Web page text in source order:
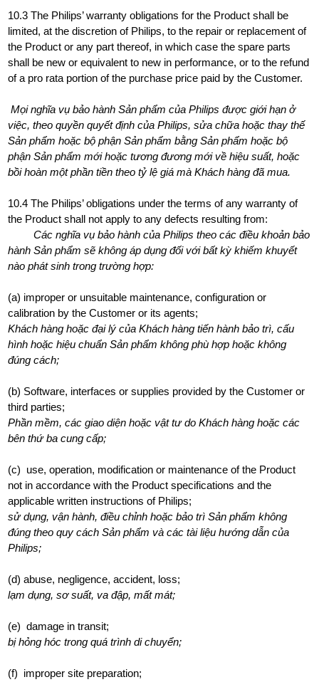
10.3 The Philips’ warranty obligations for the Product shall be
limited, at the discretion of Philips, to the repair or replacement of
the Product or any part thereof, in which case the spare parts
shall be new or equivalent to new in performance, or to the refund
of a pro rata portion of the purchase price paid by the Customer.
Mọi nghĩa vụ bảo hành Sản phẩm của Philips được giới hạn ở
việc, theo quyền quyết định của Philips, sửa chữa hoặc thay thế
Sản phẩm hoặc bộ phận Sản phẩm bằng Sản phẩm hoặc bộ
phận Sản phẩm mới hoặc tương đương mới về hiệu suất, hoặc
bồi hoàn một phần tiền theo tỷ lệ giá mà Khách hàng đã mua.
10.4 The Philips’ obligations under the terms of any warranty of
the Product shall not apply to any defects resulting from:
Các nghĩa vụ bảo hành của Philips theo các điều khoản bảo
hành Sản phẩm sẽ không áp dụng đối với bất kỳ khiếm khuyết
nào phát sinh trong trường hợp:
(a) improper or unsuitable maintenance, configuration or
calibration by the Customer or its agents;
Khách hàng hoặc đại lý của Khách hàng tiến hành bảo trì, cấu
hình hoặc hiệu chuẩn Sản phẩm không phù hợp hoặc không
đúng cách;
(b) Software, interfaces or supplies provided by the Customer or
third parties;
Phần mềm, các giao diện hoặc vật tư do Khách hàng hoặc các
bên thứ ba cung cấp;
(c) use, operation, modification or maintenance of the Product
not in accordance with the Product specifications and the
applicable written instructions of Philips;
sử dụng, vận hành, điều chỉnh hoặc bảo trì Sản phẩm không
đúng theo quy cách Sản phẩm và các tài liệu hướng dẫn của
Philips;
(d) abuse, negligence, accident, loss;
lạm dụng, sơ suất, va đập, mất mát;
(e) damage in transit;
bị hỏng hóc trong quá trình di chuyển;
(f) improper site preparation;